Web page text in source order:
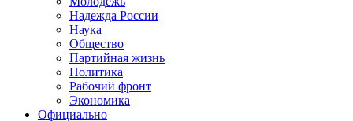
Надежда России
Наука
Общество
Партийная жизнь
Политика
Рабочий фронт
Экономика
Официально